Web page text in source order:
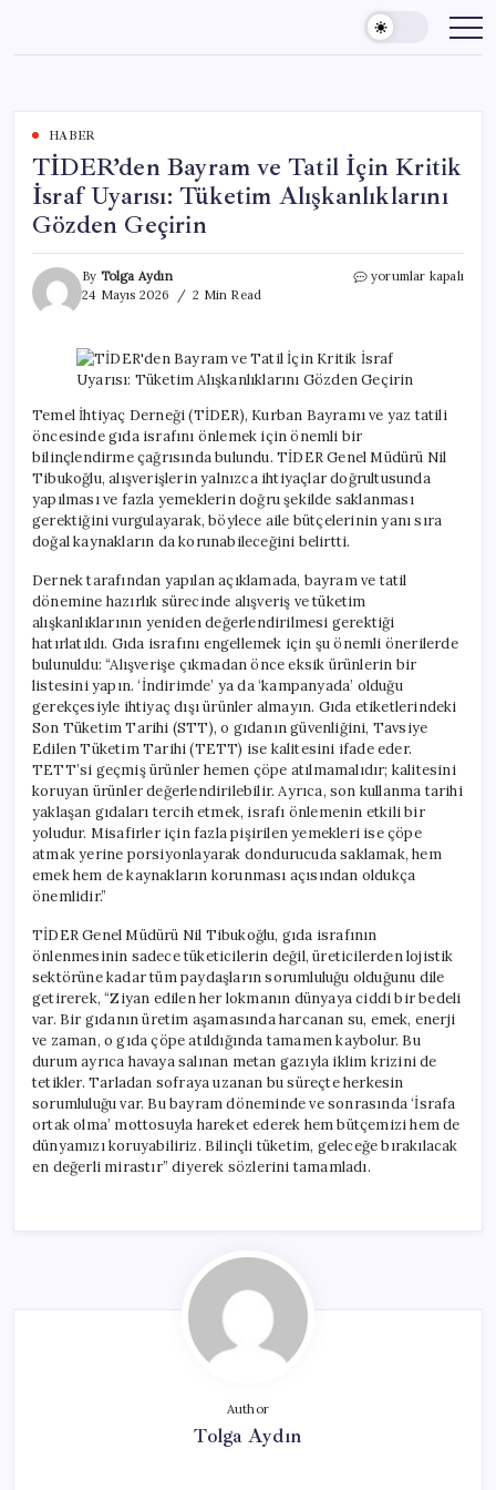
content
HABER
TİDER’den Bayram ve Tatil İçin Kritik
İsraf Uyarısı: Tüketim Alışkanlıklarını
Gözden Geçirin
By Tolga Aydın
24 Mayıs 2026
2 Min Read
TİDER’den
İçin
Kritik
İsraf
Tüketim
Gözden
Geçirin
için
yorumlar kapalı
Temel İhtiyaç Derneği (TİDER), Kurban Bayramı ve yaz tatili
öncesinde gıda israfını önlemek için önemli bir
bilinçlendirme çağrısında bulundu. TİDER Genel Müdürü Nil
Tibukoğlu, alışverişlerin yalnızca ihtiyaçlar doğrultusunda
yapılması ve fazla yemeklerin doğru şekilde saklanması
gerektiğini vurgulayarak, böylece aile bütçelerinin yanı sıra
doğal kaynakların da korunabileceğini belirtti.
Dernek tarafından yapılan açıklamada, bayram ve tatil
dönemine hazırlık sürecinde alışveriş ve tüketim
alışkanlıklarının yeniden değerlendirilmesi gerektiği
hatırlatıldı. Gıda israfını engellemek için şu önemli önerilerde
bulunuldu: “Alışverişe çıkmadan önce eksik ürünlerin bir
listesini yapın. ‘İndirimde’ ya da ‘kampanyada’ olduğu
gerekçesiyle ihtiyaç dışı ürünler almayın. Gıda etiketlerindeki
Son Tüketim Tarihi (STT), o gıdanın güvenliğini, Tavsiye
Edilen Tüketim Tarihi (TETT) ise kalitesini ifade eder.
TETT’si geçmiş ürünler hemen çöpe atılmamalıdır; kalitesini
koruyan ürünler değerlendirilebilir. Ayrıca, son kullanma tarihi
yaklaşan gıdaları tercih etmek, israfı önlemenin etkili bir
yoludur. Misafirler için fazla pişirilen yemekleri ise çöpe
atmak yerine porsiyonlayarak dondurucuda saklamak, hem
emek hem de kaynakların korunması açısından oldukça
önemlidir.”
TİDER Genel Müdürü Nil Tibukoğlu, gıda israfının
önlenmesinin sadece tüketicilerin değil, üreticilerden lojistik
sektörüne kadar tüm paydaşların sorumluluğu olduğunu dile
getirerek, “Ziyan edilen her lokmanın dünyaya ciddi bir bedeli
var. Bir gıdanın üretim aşamasında harcanan su, emek, enerji
ve zaman, o gıda çöpe atıldığında tamamen kaybolur. Bu
durum ayrıca havaya salınan metan gazıyla iklim krizini de
tetikler. Tarladan sofraya uzanan bu süreçte herkesin
sorumluluğu var. Bu bayram döneminde ve sonrasında ‘İsrafa
ortak olma’ mottosuyla hareket ederek hem bütçemizi hem de
dünyamızı koruyabiliriz. Bilinçli tüketim, geleceğe bırakılacak
en değerli mirastır” diyerek sözlerini tamamladı.
Author
Tolga Aydın